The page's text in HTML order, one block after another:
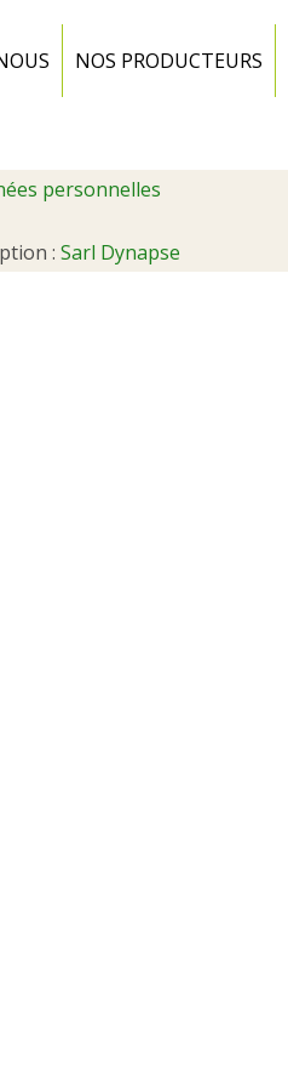
NOS PRODUCTEURS
personnelles
: Sarl Dynapse